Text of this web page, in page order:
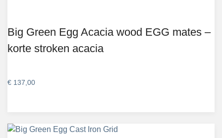
Big Green Egg Acacia wood EGG mates –
korte stroken acacia
€ 137,00